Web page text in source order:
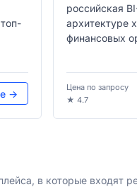
→
российская
архитектуре
финансовых
Цена по запросу
★ 4.7
в которые входят